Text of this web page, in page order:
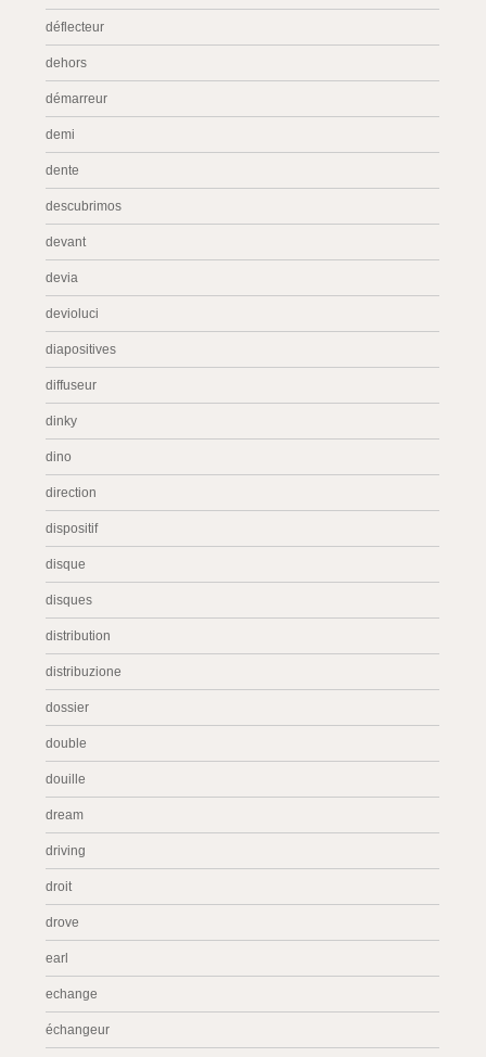
déflecteur
dehors
démarreur
demi
dente
descubrimos
devant
devia
devioluci
diapositives
diffuseur
dinky
dino
direction
dispositif
disque
disques
distribution
distribuzione
dossier
double
douille
dream
driving
droit
drove
earl
echange
échangeur